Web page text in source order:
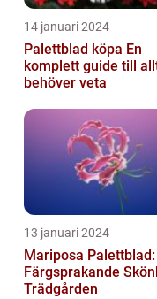
14 januari 2024
Palettblad köpa En
komplett guide till
behöver veta
13 januari 2024
Mariposa Palettblad:
Färgsprakande
Trädgården